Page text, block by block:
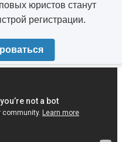
юристов станут
регистрации.